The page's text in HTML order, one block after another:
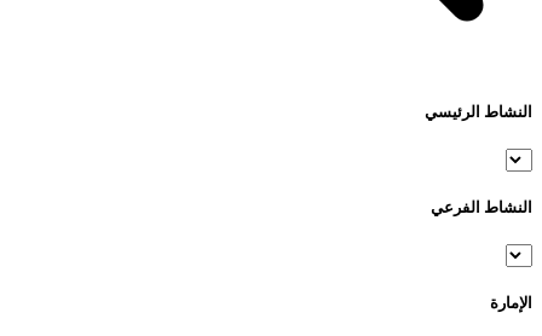
النشاط الرئيسي
النشاط الفرعي
الإمارة